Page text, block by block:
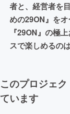
者と、経営者を
めの29ON』を
『29ON』の極
スで楽しめるの
このプロジェ
ています